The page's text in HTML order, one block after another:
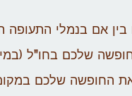
אם בנמלי התעופה
שלכם בחו"ל
החופשה שלכם